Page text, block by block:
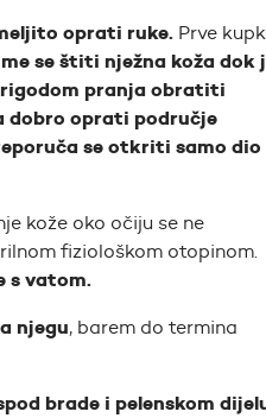
oprati ruke.Prve
se štiti nježna koža dok
pranja obratiti
dobro oprati područje
se otkriti samo dio
kože oko očiju se ne
fiziološkom otopinom.
s vatom.
njegu, barem do termina
brade i pelenskom